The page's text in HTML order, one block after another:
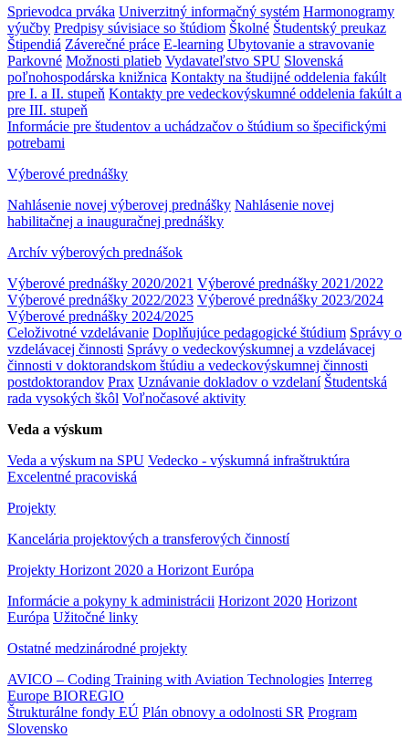
Sprievodca prváka Univerzitný informačný systém Harmonogramy
výučby Predpisy súvisiace so štúdiom Školné Študentský preukaz
Štipendiá Záverečné práce E-learning Ubytovanie a stravovanie
Parkovné Možnosti platieb Vydavateľstvo SPU Slovenská
poľnohospodárska knižnica Kontakty na študijné oddelenia fakúlt
pre I. a II. stupeň Kontakty pre vedeckovýskumné oddelenia fakúlt a
pre III. stupeň
Informácie pre študentov a uchádzačov o štúdium so špecifickými
potrebami
Výberové prednášky
Nahlásenie novej výberovej prednášky Nahlásenie novej
habilitačnej a inauguračnej prednášky
Archív výberových prednášok
Výberové prednášky 2020/2021 Výberové prednášky 2021/2022
Výberové prednášky 2022/2023 Výberové prednášky 2023/2024
Výberové prednášky 2024/2025
Celoživotné vzdelávanie Doplňujúce pedagogické štúdium Správy o
vzdelávacej činnosti Správy o vedeckovýskumnej a vzdelávacej
činnosti v doktorandskom štúdiu a vedeckovýskumnej činnosti
postdoktorandov Prax Uznávanie dokladov o vzdelaní Študentská
rada vysokých škôl Voľnočasové aktivity
Veda a výskum
Veda a výskum na SPU Vedecko - výskumná infraštruktúra
Excelentné pracoviská
Projekty
Kancelária projektových a transferových činností
Projekty Horizont 2020 a Horizont Európa
Informácie a pokyny k administrácii Horizont 2020 Horizont
Európa Užitočné linky
Ostatné medzinárodné projekty
AVICO – Coding Training with Aviation Technologies Interreg
Europe BIOREGIO
Štrukturálne fondy EÚ Plán obnovy a odolnosti SR Program
Slovensko